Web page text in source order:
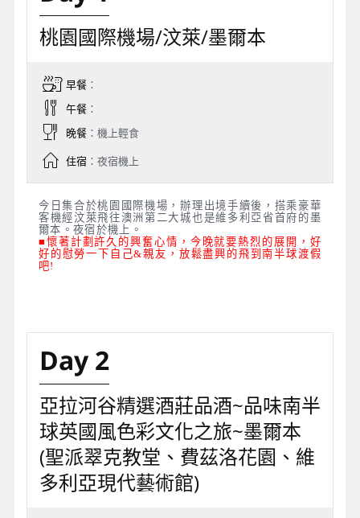
桃園國際機場/汶萊/墨爾本
早餐：
午餐：
晚餐：機上輕食
住宿：夜宿機上
今日集合於桃園國際機場，辦理出境手續後，搭乘豪華
客機經汶萊飛往澳洲第二大城也是維多利亞省首府的墨
爾本。夜宿於機上。
■懷著計劃許久的興奮心情，今晚就要熱烈的展開，好
好的慰勞一下自己&親友，放鬆盡興的飛到南半球渡假
吧!
Day 2
亞拉河谷精選酒莊品酒~品味南半
球英國風色彩文化之旅~墨爾本
(聖派翠克教堂、費茲洛花園、維
多利亞現代藝術館)